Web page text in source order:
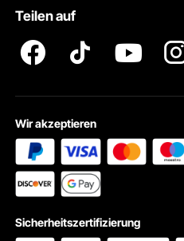
Ganzjähriger Schutz
Die Bootspersenning kann Ihr Boot vor
Baumharz und Staub schützen. Mit
Teilen auf
Wir akzeptieren
Sicherheitszertifizierung